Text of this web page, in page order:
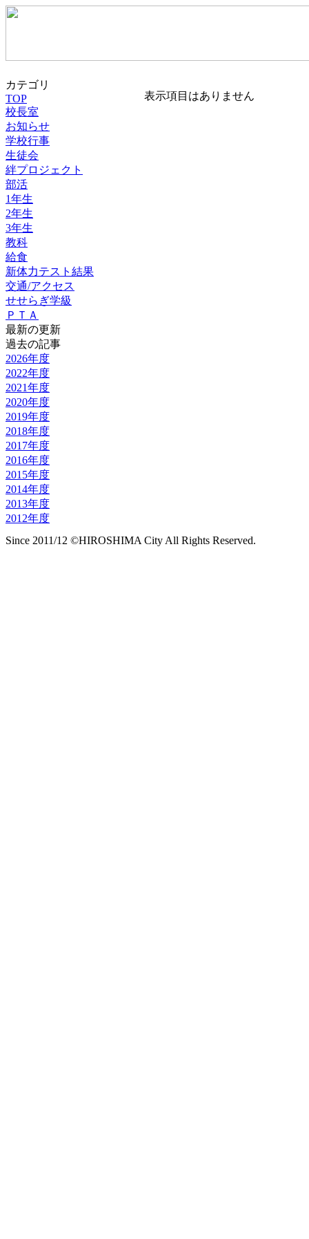
カテゴリ
TOP
校長室
お知らせ
学校行事
生徒会
絆プロジェクト
部活
1年生
2年生
3年生
教科
給食
新体力テスト結果
交通/アクセス
せせらぎ学級
ＰＴＡ
最新の更新
過去の記事
2026年度
2022年度
2021年度
2020年度
2019年度
2018年度
2017年度
2016年度
2015年度
2014年度
2013年度
2012年度
表示項目はありません
Since 2011/12 ©HIROSHIMA City All Rights Reserved.